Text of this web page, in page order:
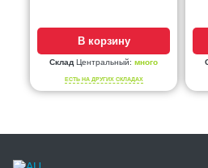
В корзину
Склад Центральный: много
ЕСТЬ НА ДРУГИХ СКЛАДАХ